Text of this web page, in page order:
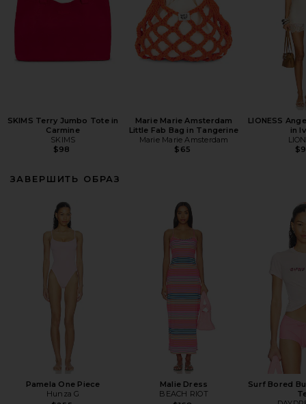
SKIMS Terry Jumbo Tote in
Carmine
SKIMS
$98
Marie Marie Amsterdam
Little Fab Bag in Tangerine
Marie Marie Amsterdam
$65
LIONESS
in
ЗАВЕРШИТЬ ОБРАЗ
Pamela One Piece
Hunza G
Malie Dress
BEACH RIOT
Surf Bored